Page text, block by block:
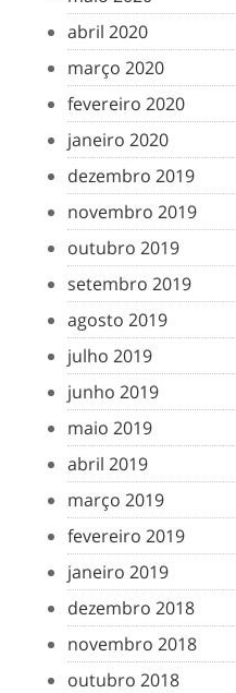
abril 2020
março 2020
fevereiro 2020
janeiro 2020
dezembro 2019
novembro 2019
outubro 2019
setembro 2019
agosto 2019
julho 2019
junho 2019
maio 2019
abril 2019
março 2019
fevereiro 2019
janeiro 2019
dezembro 2018
novembro 2018
outubro 2018